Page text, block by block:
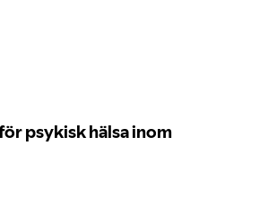
psykisk hälsa inom